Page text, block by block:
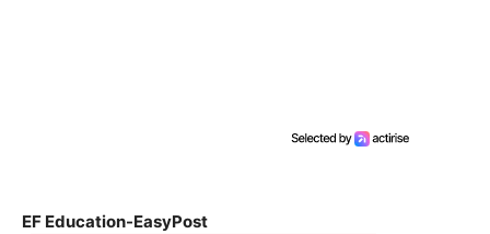
EF Education-EasyPost